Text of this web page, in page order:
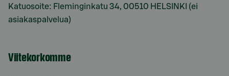
Katuosoite: Fleminginkatu 34, 00510 HELSINKI (ei
asiakaspalvelua)
Viitekorkomme